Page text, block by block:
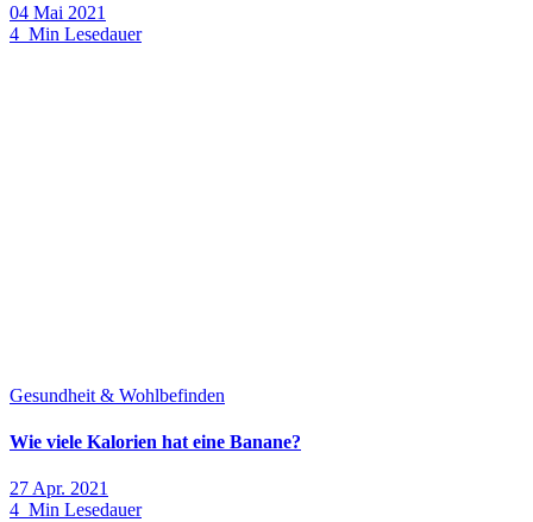
04 Mai 2021
4 Min Lesedauer
Gesundheit & Wohlbefinden
Wie viele Kalorien hat eine Banane?
27 Apr. 2021
4 Min Lesedauer